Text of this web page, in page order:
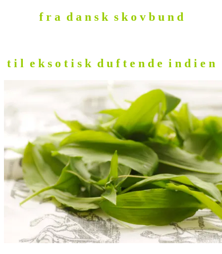
f r a d a n s k s k o v b u n d
t i l e k s o t i s k d u f t e n d e i n d i e n